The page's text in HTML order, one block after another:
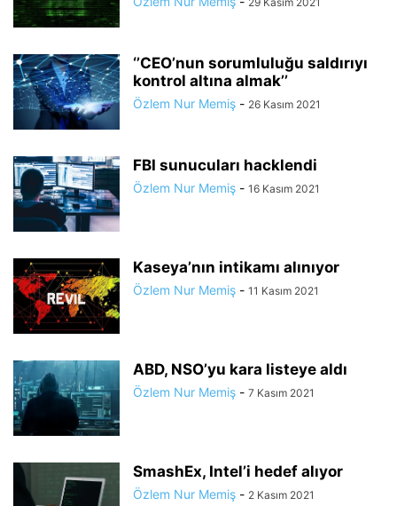
‘’CEO’nun sorumluluğu saldırıyı
kontrol altına almak’’
Özlem Nur Memiş - 26 Kasım 2021
FBI sunucuları hacklendi
Özlem Nur Memiş - 16 Kasım 2021
Kaseya’nın intikamı alınıyor
Özlem Nur Memiş - 11 Kasım 2021
ABD, NSO’yu kara listeye aldı
Özlem Nur Memiş - 7 Kasım 2021
SmashEx, Intel’i hedef alıyor
Özlem Nur Memiş - 2 Kasım 2021